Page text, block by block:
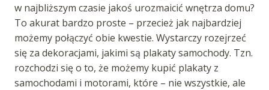
w najbliższym czasie jakoś urozmaicić wnętrza domu?
To akurat bardzo proste – przecież jak najbardziej
możemy połączyć obie kwestie. Wystarczy rozejrzeć
się za dekoracjami, jakimi są plakaty samochody. Tzn.
rozchodzi się o to, że możemy kupić plakaty z
samochodami i motorami, które – nie wszystkie, ale